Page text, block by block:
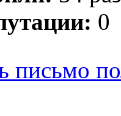
0
письмо